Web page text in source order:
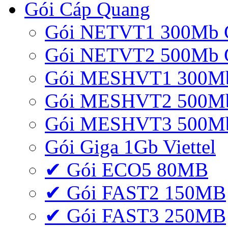
Gói Cáp Quang
Gói NETVT1 300Mb
Gói NETVT2 500Mb
Gói MESHVT1
Gói MESHVT2
Gói MESHVT3
Gói Giga 1Gb Viettel
✔ Gói ECO5 80MB
✔ Gói FAST2 150MB
✔ Gói FAST3 250MB